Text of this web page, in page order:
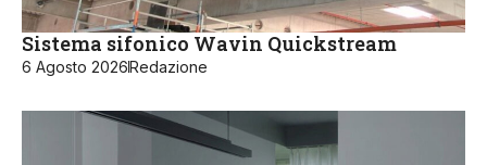
Sistema sifonico Wavin Quickstream
6 Agosto 2026Redazione